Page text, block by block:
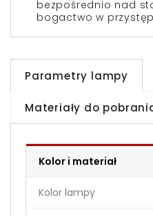
bezpośrednio nad
bogactwo w
Parametry lampy
Materiały do
Kolor i materiał
Kolor lampy